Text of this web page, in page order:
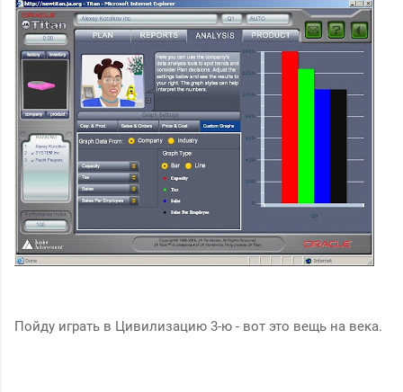
Пойду играть в Цивилизацию 3-ю - вот это вещь на века.